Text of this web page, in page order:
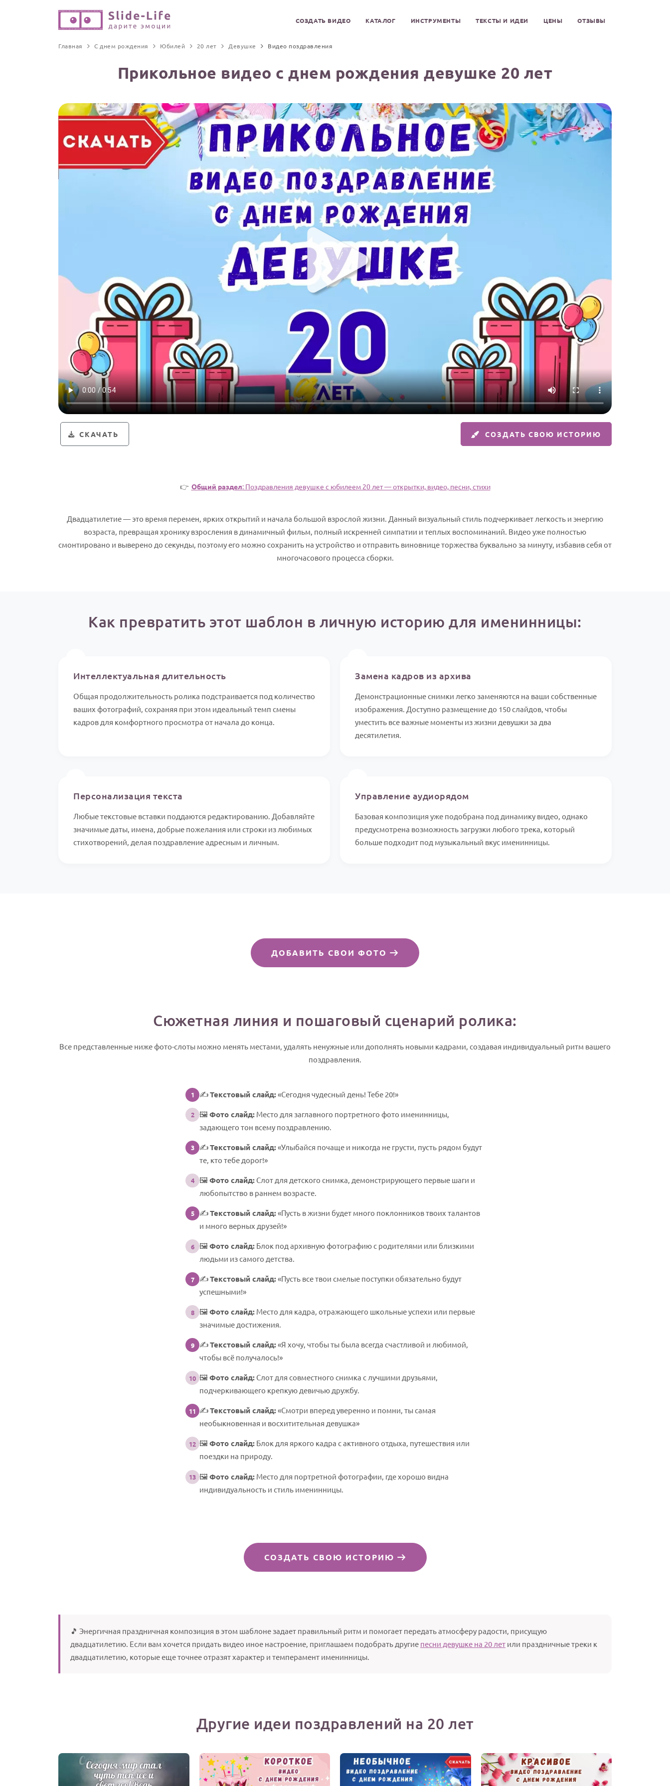
СОЗДАТЬ ВИДЕО КАТАЛОГ ИНСТРУМЕНТЫ ТЕКСТЫ И ИДЕИ ЦЕНЫ ОТЗЫВЫ
Главная С днем рождения Юбилей 20 лет Девушке Видео поздравления
Прикольное видео с днем рождения девушке 20 лет
СКАЧАТЬ СОЗДАТЬ СВОЮ ИСТОРИЮ
👉 Общий раздел: Поздравления девушке с юбилеем 20 лет — открытки, видео, песни, стихи
Двадцатилетие — это время перемен, ярких открытий и начала большой взрослой жизни. Данный визуальный стиль подчеркивает легкость и энергию
возраста, превращая хронику взросления в динамичный фильм, полный искренней симпатии и теплых воспоминаний. Видео уже полностью
смонтировано и выверено до секунды, поэтому его можно сохранить на устройство и отправить виновнице торжества буквально за минуту, избавив себя от
многочасового процесса сборки.
Как превратить этот шаблон в личную историю для именинницы:
Интеллектуальная длительность
Общая продолжительность ролика подстраивается под количество
ваших фотографий, сохраняя при этом идеальный темп смены
кадров для комфортного просмотра от начала до конца.
Замена кадров из архива
Демонстрационные снимки легко заменяются на ваши собственные
изображения. Доступно размещение до 150 слайдов, чтобы
уместить все важные моменты из жизни девушки за два
десятилетия.
Персонализация текста
Любые текстовые вставки поддаются редактированию. Добавляйте
значимые даты, имена, добрые пожелания или строки из любимых
стихотворений, делая поздравление адресным и личным.
Управление аудиорядом
Базовая композиция уже подобрана под динамику видео, однако
предусмотрена возможность загрузки любого трека, который
больше подходит под музыкальный вкус именинницы.
ДОБАВИТЬ СВОИ ФОТО
Сюжетная линия и пошаговый сценарий ролика:
Все представленные ниже фото-слоты можно менять местами, удалять ненужные или дополнять новыми кадрами, создавая индивидуальный ритм вашего
поздравления.
1 ✍️Текстовый слайд:«Сегодня чудесный день! Тебе 20!»
2 🖼️ Фото слайд: Место для заглавного портретного фото именинницы,
задающего тон всему поздравлению.
3 ✍️Текстовый слайд:«Улыбайся почаще и никогда не грусти, пусть рядом будут
те, кто тебе дорог!»
4 🖼️ Фото слайд: Слот для детского снимка, демонстрирующего первые шаги и
любопытство в раннем возрасте.
5 ✍️Текстовый слайд:«Пусть в жизни будет много поклонников твоих талантов
и много верных друзей!»
6 🖼️ Фото слайд: Блок под архивную фотографию с родителями или близкими
людьми из самого детства.
7 ✍️Текстовый слайд:«Пусть все твои смелые поступки обязательно будут
успешными!»
8 🖼️ Фото слайд: Место для кадра, отражающего школьные успехи или первые
значимые достижения.
9 ✍️Текстовый слайд:«Я хочу, чтобы ты была всегда счастливой и любимой,
чтобы всё получалось!»
10 🖼️ Фото слайд: Слот для совместного снимка с лучшими друзьями,
подчеркивающего крепкую девичью дружбу.
11 ✍️Текстовый слайд:«Смотри вперед уверенно и помни, ты самая
необыкновенная и восхитительная девушка»
12 🖼️ Фото слайд: Блок для яркого кадра с активного отдыха, путешествия или
поездки на природу.
13 🖼️ Фото слайд: Место для портретной фотографии, где хорошо видна
индивидуальность и стиль именинницы.
СОЗДАТЬ СВОЮ ИСТОРИЮ
🎵 Энергичная праздничная композиция в этом шаблоне задает правильный ритм и помогает передать атмосферу радости, присущую
двадцатилетию. Если вам хочется придать видео иное настроение, приглашаем подобрать другие песни девушке на 20 лет или праздничные треки к
двадцатилетию, которые еще точнее отразят характер и темперамент именинницы.
Другие идеи поздравлений на 20 лет